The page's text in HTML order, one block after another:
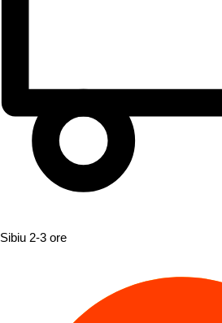
Sibiu 2-3 ore